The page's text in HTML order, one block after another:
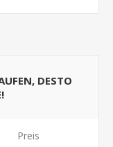
DESTO
Preis